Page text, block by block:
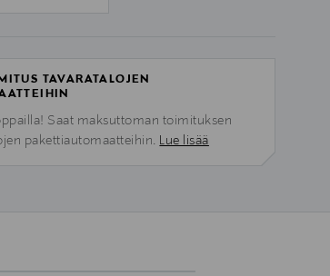
TAVARATALOJEN
Saat maksuttoman toimituksen
pakettiautomaatteihin. Lue lisää